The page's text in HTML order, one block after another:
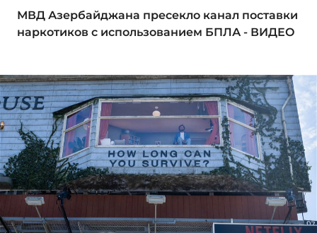
МВД Азербайджана пресекло канал поставки
наркотиков с использованием БПЛА - ВИДЕО